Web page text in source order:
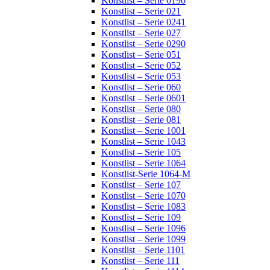
Konstlist – Serie 021
Konstlist – Serie 0241
Konstlist – Serie 027
Konstlist – Serie 0290
Konstlist – Serie 051
Konstlist – Serie 052
Konstlist – Serie 053
Konstlist – Serie 060
Konstlist – Serie 0601
Konstlist – Serie 080
Konstlist – Serie 081
Konstlist – Serie 1001
Konstlist – Serie 1043
Konstlist – Serie 105
Konstlist – Serie 1064
Konstlist-Serie 1064-M
Konstlist – Serie 107
Konstlist – Serie 1070
Konstlist – Serie 1083
Konstlist – Serie 109
Konstlist – Serie 1096
Konstlist – Serie 1099
Konstlist – Serie 1101
Konstlist – Serie 111